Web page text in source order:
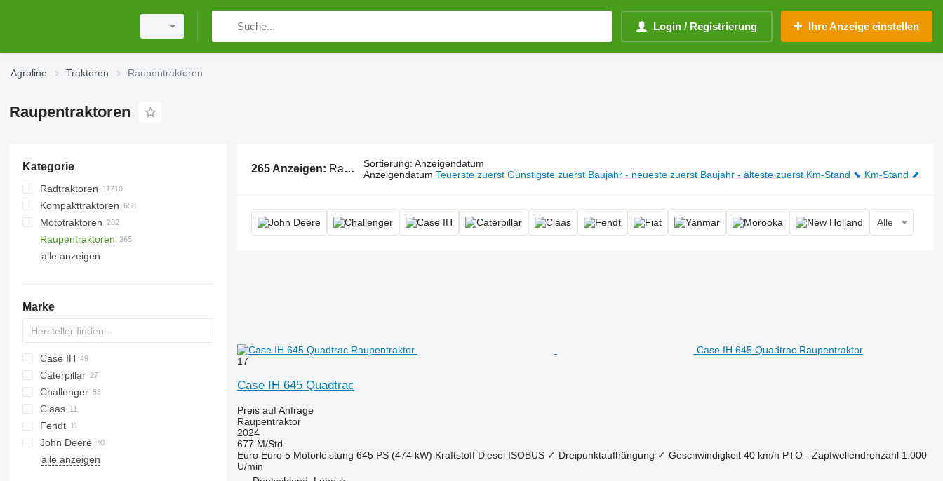
Login / Registrierung Ihre Anzeige einstellen
Agroline Traktoren Raupentraktoren
Raupentraktoren
Kategorie
Radtraktoren
Kompakttraktoren
Mototraktoren
Raupentraktoren
alle anzeigen
Marke
Challenger
Case IH
500
535
CVX
Magnum
Quadtrac
STX
Caterpillar
775
D series
E-series
Challenger
CH
MT
Claas
Axion
C-series
Challenger
75
Fendt
Vario
John Deere
410
T-series
Explorer
AC
alle anzeigen
265 Anzeigen: Raupentraktoren, Raupenschlepper, Kettentraktor Sortierung: Anzeigendatum
Anzeigendatum Teuerste zuerst Günstigste zuerst Baujahr - neueste zuerst Baujahr - älteste zuerst Km-Stand ⬊ Km-Stand ⬈
Alle
Case IH 645 Quadtrac Raupentraktor
17
Case IH 645 Quadtrac
Preis auf Anfrage
Raupentraktor
2024
677 M/Std.
Euro Euro 5 Motorleistung 645 PS (474 kW) Kraftstoff Diesel ISOBUS ✓ Dreipunktaufhängung ✓ Geschwindigkeit 40 km/h PTO - Zapfwellendrehzahl 1.000
U/min